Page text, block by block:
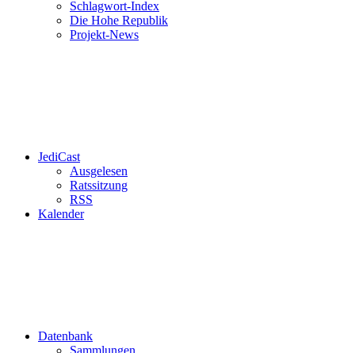
Schlagwort-Index
Die Hohe Republik
Projekt-News
JediCast
Ausgelesen
Ratssitzung
RSS
Kalender
Datenbank
Sammlungen